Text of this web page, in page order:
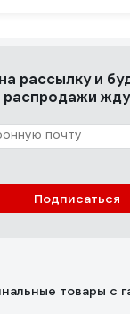
на рассылкуи
распродажи
Подписаться
товары с